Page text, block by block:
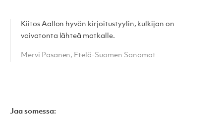
Jaa somessa:
Kiitos Aallon hyvän kirjoitustyylin, kulkijan on
vaivatonta lähteä matkalle.
Mervi Pasanen, Etelä-Suomen Sanomat